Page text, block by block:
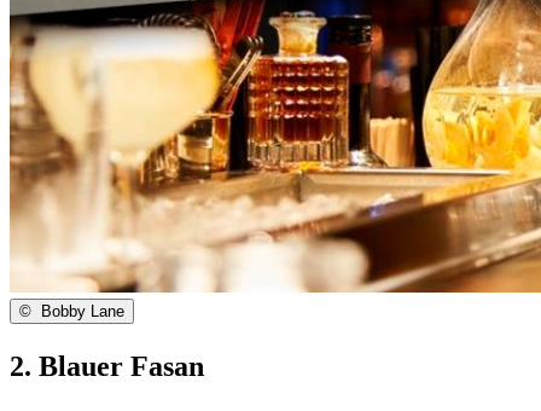
© Bobby Lane
2. Blauer Fasan